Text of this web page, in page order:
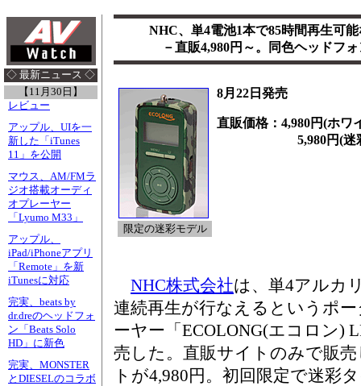
◇ 最新ニュース ◇
【11月30日】
レビュー
アップル、UIを一
新した「iTunes
11」を公開
マウス、AM/FMラ
ジオ搭載オーディ
オプレーヤー
「Lyumo M33」
アップル、
iPad/iPhoneアプリ
「Remote」を新
iTunesに対応
完実、beats by
dr.dreのヘッドフォ
ン「Beats Solo
HD」に新色
完実、MONSTER
とDIESELのコラボ
NHC、単4電池1本で85時間再生可
－直販4,980円～。同色ヘッドフ
限定の迷彩モデル
8月22日発売
直販価格：4,980円(ホワ
5,980円(迷
NHC株式会社は、単4アルカ
連続再生が行なえるというポ
ーヤー「ECOLONG(エコロン)
売した。直販サイトのみで販
トが4,980円。初回限定で迷彩